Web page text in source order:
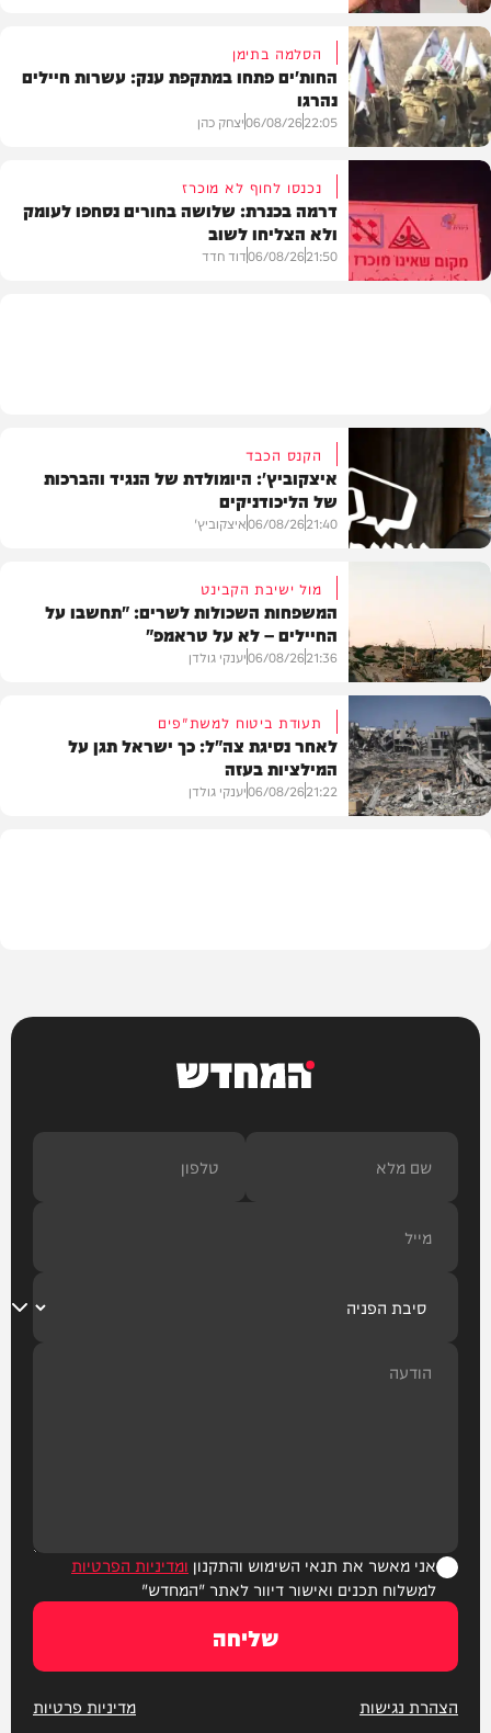
צבא וביטחון
בעולם
הסלמה בתימן
החות'ים פתחו במתקפת ענק: עשרות חיילים
נהרגו
22:05
06/08/26יצחק כהן
נכנסו לחוף לא מוכרז
דרמה בכנרת: שלושה בחורים נסחפו לעומק
ולא הצליחו לשוב
21:50
06/08/26דוד חדד
חדשות
הקנס הכבד
איצקוביץ': היומולדת של הנגיד והברכות
של הליכודניקים
21:40
06/08/26איצקוביץ'
צבא וביטחון
מול ישיבת הקבינט
המשפחות השכולות לשרים: "תחשבו על
החיילים – לא על טראמפ"
21:36
06/08/26יענקי גולדן
תעודת ביטוח למשת"פים
לאחר נסיגת צה"ל: כך ישראל תגן על
המילציות בעזה
21:22
06/08/26יענקי גולדן
המחדש
אני מאשר את תנאי השימוש והתקנון ומדיניות הפרטיות
למשלוח תכנים ואישור דיוור לאתר "המחדש"
שליחה
הצהרת נגישות מדיניות פרטיות